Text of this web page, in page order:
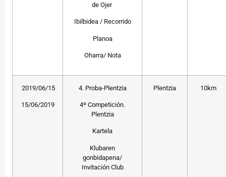
de Ojer
Ibilbidea / Recorrido
Planoa
Oharra/ Nota
2019/06/15
15/06/2019
4. Proba-Plentzia
4ª Competición.
Plentzia
Kartela
Klubaren
gonbidapena/
Invitación Club
Plentzia 10km